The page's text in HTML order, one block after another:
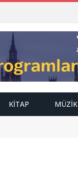
KITAP MÜZIK